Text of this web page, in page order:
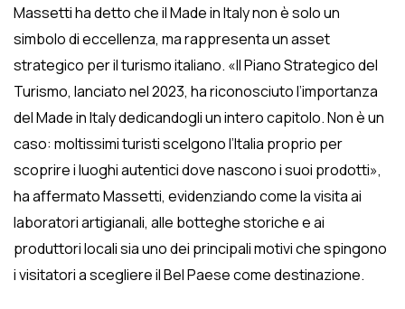
Massetti ha detto che il Made in Italy non è solo un
simbolo di eccellenza, ma rappresenta un asset
strategico per il turismo italiano. «Il Piano Strategico del
Turismo, lanciato nel 2023, ha riconosciuto l’importanza
del Made in Italy dedicandogli un intero capitolo. Non è un
caso: moltissimi turisti scelgono l’Italia proprio per
scoprire i luoghi autentici dove nascono i suoi prodotti»,
ha affermato Massetti, evidenziando come la visita ai
laboratori artigianali, alle botteghe storiche e ai
produttori locali sia uno dei principali motivi che spingono
i visitatori a scegliere il Bel Paese come destinazione.